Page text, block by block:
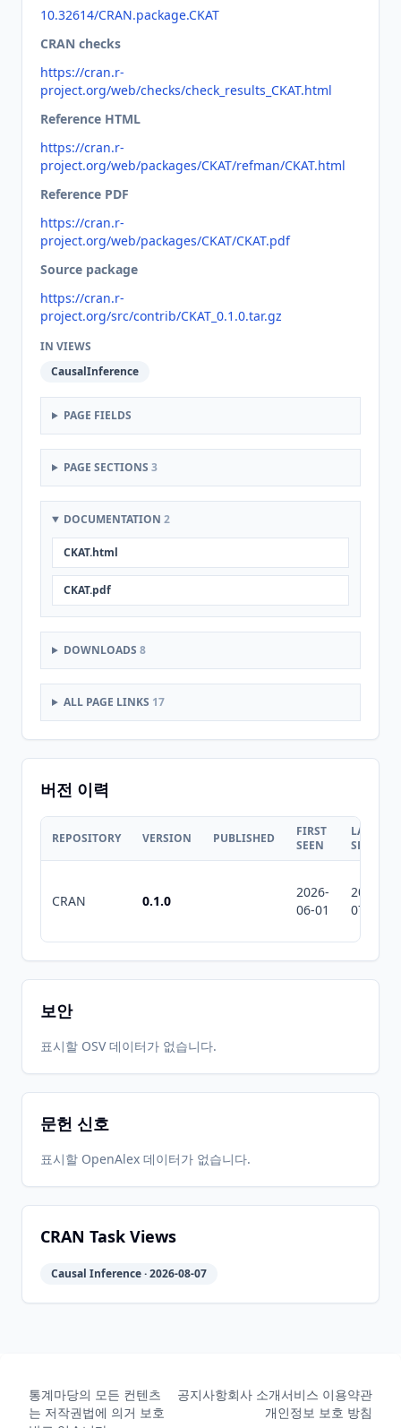
10.32614/CRAN.package.CKAT
CRAN checks
https://cran.r-
project.org/web/checks/check_results_CKAT.html
Reference HTML
https://cran.r-
project.org/web/packages/CKAT/refman/CKAT.html
Reference PDF
https://cran.r-
project.org/web/packages/CKAT/CKAT.pdf
Source package
https://cran.r-
project.org/src/contrib/CKAT_0.1.0.tar.gz
IN VIEWS
CausalInference
PAGE FIELDS
PAGE SECTIONS 3
DOCUMENTATION 2
CKAT.html
CKAT.pdf
DOWNLOADS 8
ALL PAGE LINKS 17
버전 이력
REPOSITORY VERSION PUBLISHED
FIRST
SEEN
LAST
SEEN
CRAN 0.1.0
2026-
06-01
2026-
07-10
보안
표시할 OSV 데이터가 없습니다.
문헌 신호
표시할 OpenAlex 데이터가 없습니다.
CRAN Task Views
Causal Inference · 2026-08-07
통계마당의 모든 컨텐츠
는 저작권법에 의거 보호
공지사항회사 소개서비스 이용약관
개인정보 보호 방침